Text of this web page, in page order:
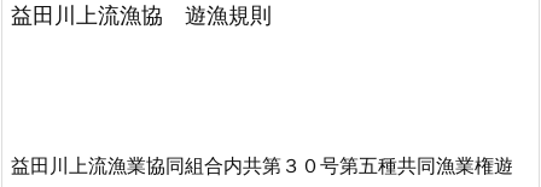
益田川上流漁協 遊漁規則
益田川上流漁業協同組合内共第３０号第五種共同漁業権遊